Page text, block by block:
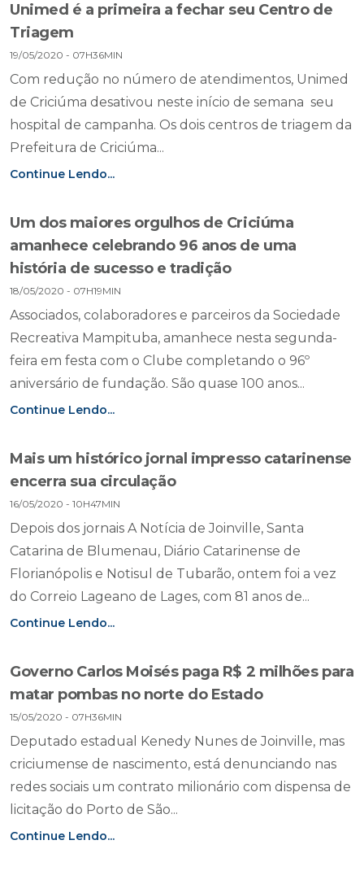
Unimed é a primeira a fechar seu Centro de
Triagem
19/05/2020 - 07H36MIN
Com redução no número de atendimentos, Unimed
de Criciúma desativou neste início de semana seu
hospital de campanha. Os dois centros de triagem da
Prefeitura de Criciúma...
Continue Lendo...
Um dos maiores orgulhos de Criciúma
amanhece celebrando 96 anos de uma
história de sucesso e tradição
18/05/2020 - 07H19MIN
Associados, colaboradores e parceiros da Sociedade
Recreativa Mampituba, amanhece nesta segunda-
feira em festa com o Clube completando o 96º
aniversário de fundação. São quase 100 anos...
Continue Lendo...
Mais um histórico jornal impresso catarinense
encerra sua circulação
16/05/2020 - 10H47MIN
Depois dos jornais A Notícia de Joinville, Santa
Catarina de Blumenau, Diário Catarinense de
Florianópolis e Notisul de Tubarão, ontem foi a vez
do Correio Lageano de Lages, com 81 anos de...
Continue Lendo...
Governo Carlos Moisés paga R$ 2 milhões para
matar pombas no norte do Estado
15/05/2020 - 07H36MIN
Deputado estadual Kenedy Nunes de Joinville, mas
criciumense de nascimento, está denunciando nas
redes sociais um contrato milionário com dispensa de
licitação do Porto de São...
Continue Lendo...